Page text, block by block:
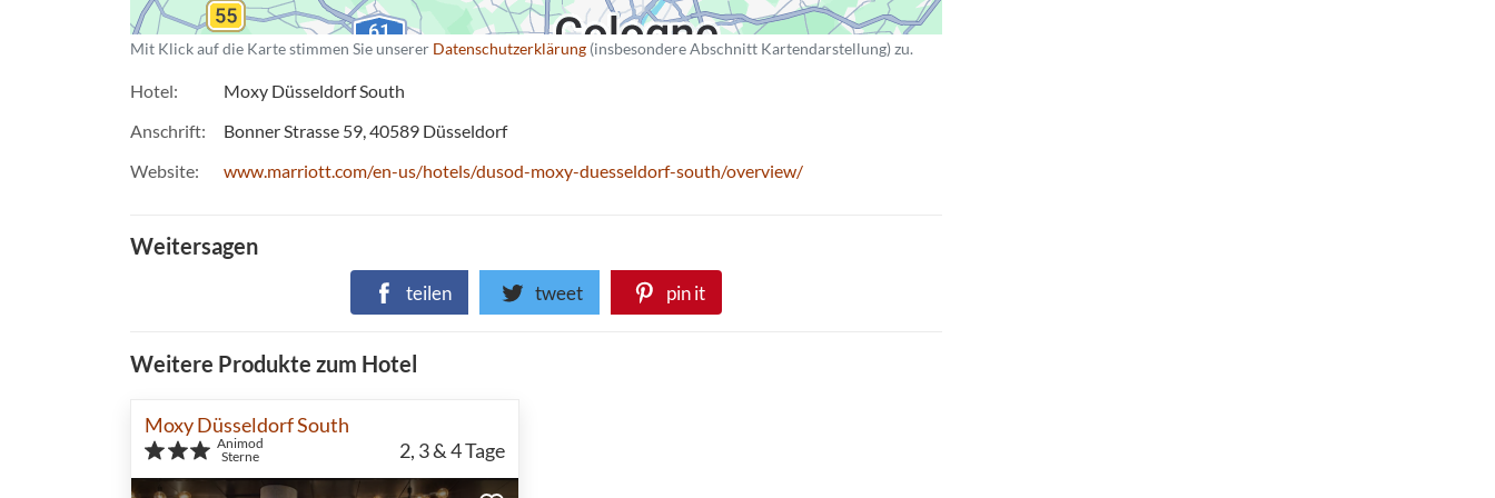
Mit Klick auf die Karte stimmen Sie unserer Datenschutzerklärung (insbesondere Abschnitt Kartendarstellung) zu.
Hotel
Moxy Düsseldorf South
Anschrift
Bonner Strasse 59 40589 Düsseldorf
Website
www.marriott.com/en-us/hotels/dusod-moxy-duesseldorf-south/overview/
Weitersagen
teilen tweet pin it
Weitere Produkte zum Hotel
Moxy Düsseldorf South
Animod
Sterne
2, 3 & 4Tage